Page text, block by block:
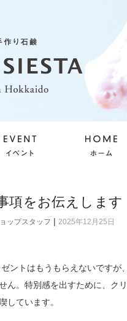
項をお伝えします
ップスタッフ | 2025年12月25日
ントはもうもらえないですが
ん。特別感を出すために、ク
しています。